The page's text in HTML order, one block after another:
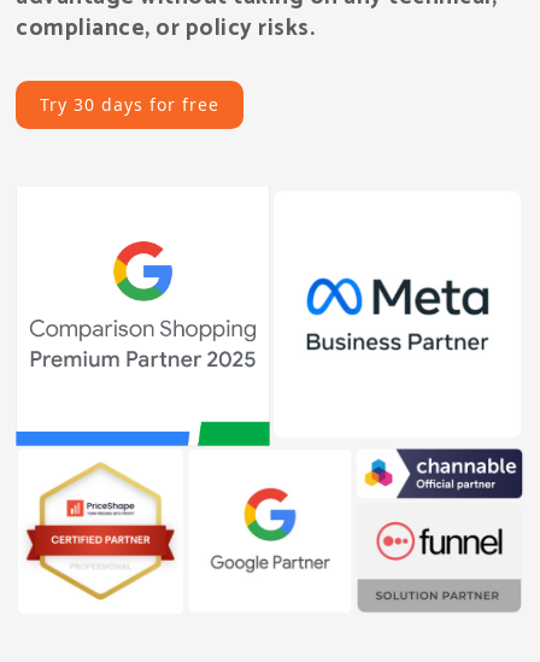
compliance, or policy risks.
Try 30 days for free